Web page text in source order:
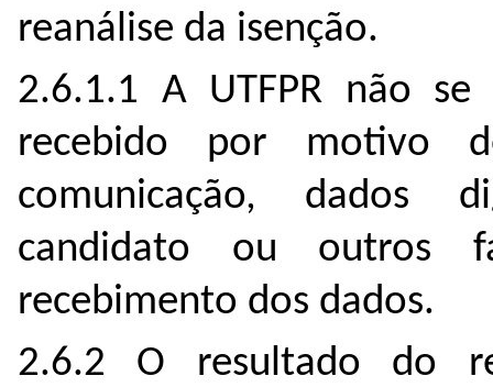
reanálise da isenção.
2.6.1.1 A UTFPR não
recebido por motivo
comunicação, dados
candidato ou outros
recebimento dos dados.
2.6.2 O resultado do